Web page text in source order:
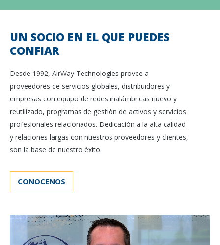
UN SOCIO EN EL QUE PUEDES
CONFIAR
Desde 1992, AirWay Technologies provee a
proveedores de servicios globales, distribuidores y
empresas con equipo de redes inalámbricas nuevo y
reutilizado, programas de gestión de activos y servicios
profesionales relacionados. Dedicación a la alta calidad
y relaciones largas con nuestros proveedores y clientes,
son la base de nuestro éxito.
CONOCENOS